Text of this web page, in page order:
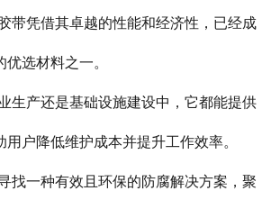
带凭借其卓越的性能和经济性，已经成
选材料之一。
生产还是基础设施建设中，它都能提供
用户降低维护成本并提升工作效率。
找一种有效且环保的防腐解决方案，聚